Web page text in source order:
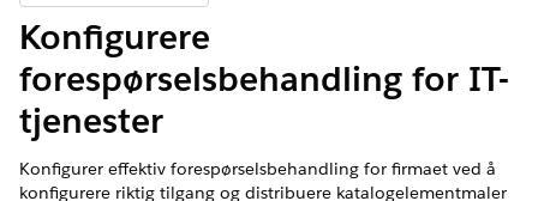
Konfigurere
forespørselsbehandling for IT-
tjenester
Konfigurer effektiv forespørselsbehandling for firmaet ved å
konfigurere riktig tilgang og distribuere katalogelementmaler